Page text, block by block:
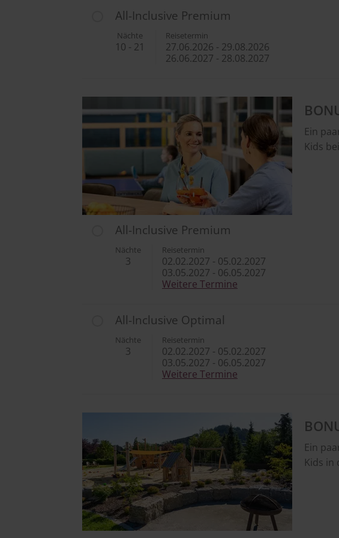
All-Inclusive Premium
Nächte
10 - 21
Reisetermin
27.06.2026 - 29.08.2026
26.06.2027 - 28.08.2027
Ein
Kids
All-Inclusive Premium
Nächte
3
Reisetermin
02.02.2027 - 05.02.2027
03.05.2027 - 06.05.2027
Weitere Termine
All-Inclusive Optimal
Nächte
3
Reisetermin
02.02.2027 - 05.02.2027
03.05.2027 - 06.05.2027
Weitere Termine
Ein
Kids in